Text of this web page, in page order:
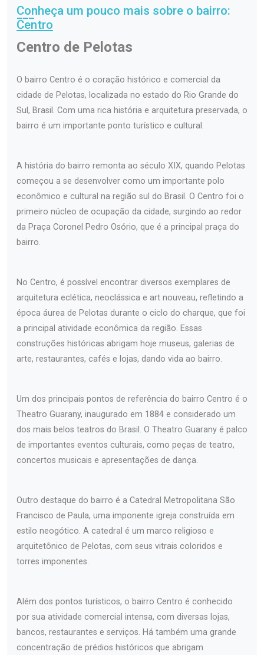
Conheça um pouco mais sobre o bairro:
Centro
Centro de Pelotas
O bairro Centro é o coração histórico e comercial da
cidade de Pelotas, localizada no estado do Rio Grande do
Sul, Brasil. Com uma rica história e arquitetura preservada, o
bairro é um importante ponto turístico e cultural.
A história do bairro remonta ao século XIX, quando Pelotas
começou a se desenvolver como um importante polo
econômico e cultural na região sul do Brasil. O Centro foi o
primeiro núcleo de ocupação da cidade, surgindo ao redor
da Praça Coronel Pedro Osório, que é a principal praça do
bairro.
No Centro, é possível encontrar diversos exemplares de
arquitetura eclética, neoclássica e art nouveau, refletindo a
época áurea de Pelotas durante o ciclo do charque, que foi
a principal atividade econômica da região. Essas
construções históricas abrigam hoje museus, galerias de
arte, restaurantes, cafés e lojas, dando vida ao bairro.
Um dos principais pontos de referência do bairro Centro é o
Theatro Guarany, inaugurado em 1884 e considerado um
dos mais belos teatros do Brasil. O Theatro Guarany é palco
de importantes eventos culturais, como peças de teatro,
concertos musicais e apresentações de dança.
Outro destaque do bairro é a Catedral Metropolitana São
Francisco de Paula, uma imponente igreja construída em
estilo neogótico. A catedral é um marco religioso e
arquitetônico de Pelotas, com seus vitrais coloridos e
torres imponentes.
Além dos pontos turísticos, o bairro Centro é conhecido
por sua atividade comercial intensa, com diversas lojas,
bancos, restaurantes e serviços. Há também uma grande
concentração de prédios históricos que abrigam